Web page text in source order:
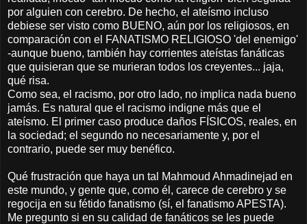
por alguien con cerebro. De hecho, el ateísmo incluso
debiese ser visto como BUENO, aún por los religiosos, en
comparación con el FANATISMO RELIGIOSO 'del enemigo'
-aunque bueno, también hay corrientes ateístas fanáticas
que quisieran que se murieran todos los creyentes... jaja,
qué risa.
Como sea, el racismo, por otro lado, no implica nada bueno
jamás. Es natural que el racismo indigne más que el
ateísmo. El primer caso produce daños FÍSICOS, reales, en
la sociedad; el segundo no necesariamente y, por el
contrario, puede ser muy benéfico.
Qué frustración que haya un tal Mahmoud Ahmadinejad en
este mundo, y gente que, como él, carece de cerebro y se
regocija en su fétido fanatismo (sí, el fanatismo APESTA).
Me pregunto si en su calidad de fanáticos se les puede